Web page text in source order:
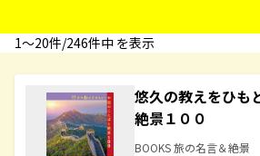
1〜20件/246件中 を表示
悠久の教えをひも
絶景１００
BOOKS 旅の名言＆絶景